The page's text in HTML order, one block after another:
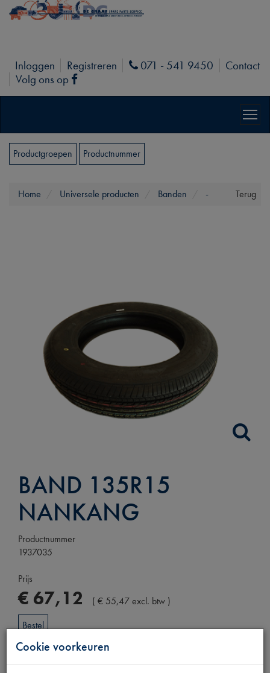
Inloggen Registreren Phone
071 - 541 9450
Contact
Volg ons op
Facebook
Productgroepen Productnummer
Terug
Home Universele producten Banden -
BAND 135R15
NANKANG
Productnummer
1937035
Prijs
€ 67,12 ( € 55,47excl. btw )
Bestel
Cookie voorkeuren